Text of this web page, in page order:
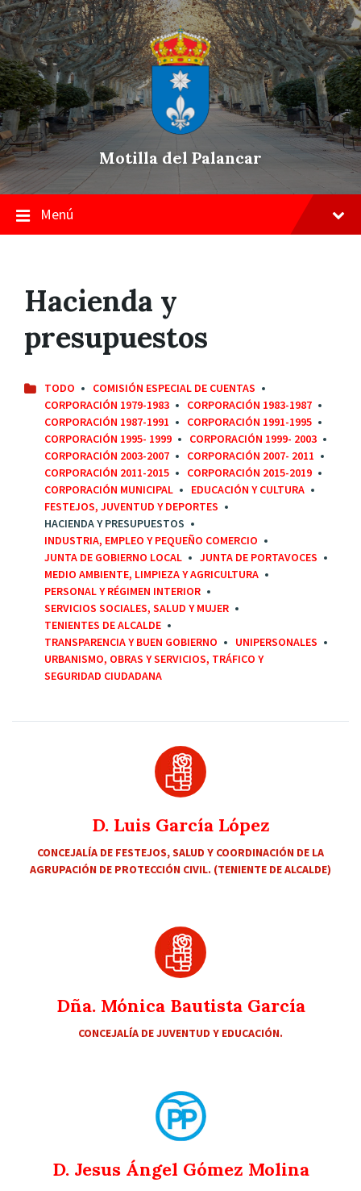
Skip
to
content
Saltar
a
la
navegación
principal
Saltar
a
pie
de
página
Motilla del Palancar
Menú
Hacienda y
presupuestos
TODO
COMISIÓN ESPECIAL DE CUENTAS
CORPORACIÓN 1979-1983
CORPORACIÓN 1983-1987
CORPORACIÓN 1987-1991
CORPORACIÓN 1991-1995
CORPORACIÓN 1995- 1999
CORPORACIÓN 1999- 2003
CORPORACIÓN 2003-2007
CORPORACIÓN 2007- 2011
CORPORACIÓN 2011-2015
CORPORACIÓN 2015-2019
CORPORACIÓN MUNICIPAL
EDUCACIÓN Y CULTURA
FESTEJOS, JUVENTUD Y DEPORTES
HACIENDA Y PRESUPUESTOS
INDUSTRIA, EMPLEO Y PEQUEÑO COMERCIO
JUNTA DE GOBIERNO LOCAL
JUNTA DE PORTAVOCES
MEDIO AMBIENTE, LIMPIEZA Y AGRICULTURA
PERSONAL Y RÉGIMEN INTERIOR
SERVICIOS SOCIALES, SALUD Y MUJER
TENIENTES DE ALCALDE
TRANSPARENCIA Y BUEN GOBIERNO
UNIPERSONALES
URBANISMO, OBRAS Y SERVICIOS, TRÁFICO Y
SEGURIDAD CIUDADANA
D. Luis García López
CONCEJALÍA DE FESTEJOS, SALUD Y COORDINACIÓN DE LA
AGRUPACIÓN DE PROTECCIÓN CIVIL. (TENIENTE DE ALCALDE)
Dña. Mónica Bautista García
CONCEJALÍA DE JUVENTUD Y EDUCACIÓN.
D. Jesus Ángel Gómez Molina